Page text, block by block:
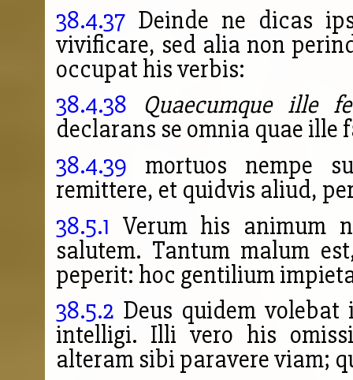
38.4.37Deinde ne dicas
vivificare, sed alia non
occupat his verbis:
38.4.38
Quaecumque ille
declarans se omnia quae
38.4.39 mortuos nempe
remittere, et quidvis aliud,
38.5.1 Verum his animum
salutem. Tantum malum
peperit: hoc gentilium
38.5.2 Deus quidem
intelligi. Illi vero his
alteram sibi paravere viam;